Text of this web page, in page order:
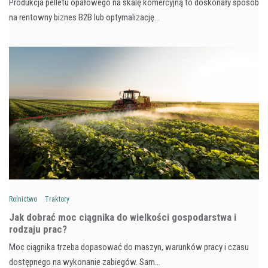
Produkcja pelletu opałowego na skalę komercyjną to doskonały sposób
na rentowny biznes B2B lub optymalizację…
Rolnictwo Traktory
Jak dobrać moc ciągnika do wielkości gospodarstwa i
rodzaju prac?
Moc ciągnika trzeba dopasować do maszyn, warunków pracy i czasu
dostępnego na wykonanie zabiegów. Sam…